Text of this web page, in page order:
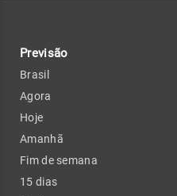
Previsão
Brasil
Agora
Hoje
Amanhã
Fim de semana
15 dias